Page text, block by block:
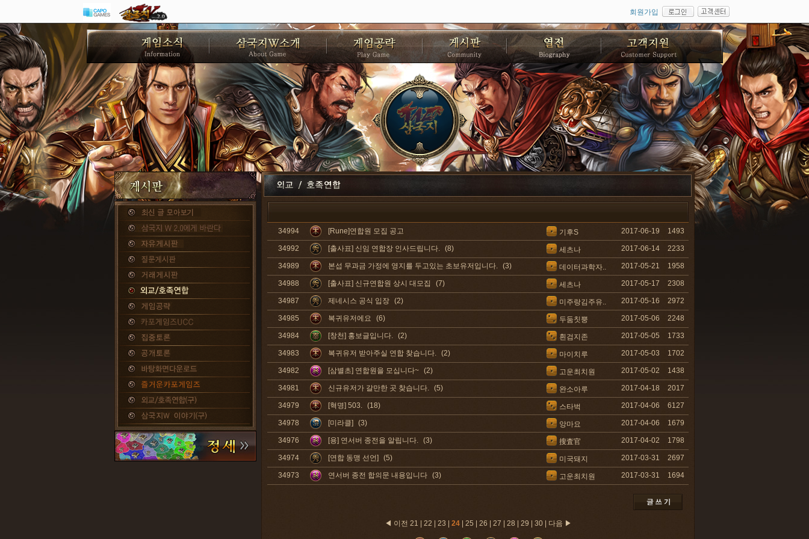
회원가입
34994 [Rune]연합원 모집 공고 기후S 2017-06-19 1493
34992 [출사표] 신임 연합장 인사드립니다. (8) 세츠나 2017-06-14 2233
34989 본섭 무과금 가정에 영지를 두고있는 초보유저입니다. (3) 데이터과학자.. 2017-05-21 1958
34988 [출사표] 신규연합원 상시 대모집 (7) 세츠나 2017-05-17 2308
34987 제네시스 공식 입장 (2) 미주랑김주유.. 2017-05-16 2972
34985 복귀유저에요 (6) 두둠칫뿡 2017-05-06 2248
34984 [창천] 홍보글입니다. (2) 흰검지존 2017-05-05 1733
34983 복귀유저 받아주실 연합 찾습니다. (2) 마이치루 2017-05-03 1702
34982 [삼별초] 연합원을 모십니다~ (2) 고운최치원 2017-05-02 1438
34981 신규유저가 갈만한 곳 찾습니다. (5) 완소아루 2017-04-18 2017
34979 [혁명] 503. (18) 스타벅 2017-04-06 6127
34978 [미라클] (3) 앙마요 2017-04-06 1679
34976 [용] 연서버 종전을 알립니다. (3) 搜査官 2017-04-02 1798
34974 [연합 동맹 선언] (5) 미국돼지 2017-03-31 2697
34973 연서버 종전 합의문 내용입니다 (3) 고운최치원 2017-03-31 1694
◀ 이전 21 22 23 24| 25 26 27 28 29 30| 다음 ▶